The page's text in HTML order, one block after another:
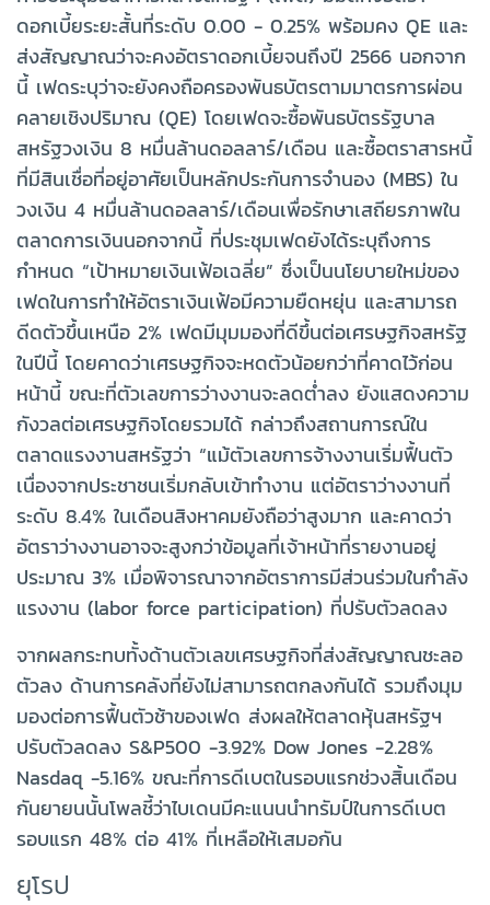
ดอกเบี้ยระยะสั้นที่ระดับ 0.00 - 0.25% พร้อมคง QE และ
ส่งสัญญาณว่าจะคงอัตราดอกเบี้ยจนถึงปี 2566 นอกจาก
นี้ เฟดระบุว่าจะยังคงถือครองพันธบัตรตามมาตรการผ่อน
คลายเชิงปริมาณ (QE) โดยเฟดจะซื้อพันธบัตรรัฐบาล
สหรัฐวงเงิน 8 หมื่นล้านดอลลาร์/เดือน และซื้อตราสารหนี้
ที่มีสินเชื่อที่อยู่อาศัยเป็นหลักประกันการจำนอง (MBS) ใน
วงเงิน 4 หมื่นล้านดอลลาร์/เดือนเพื่อรักษาเสถียรภาพใน
ตลาดการเงินนอกจากนี้ ที่ประชุมเฟดยังได้ระบุถึงการ
กำหนด “เป้าหมายเงินเฟ้อเฉลี่ย” ซึ่งเป็นนโยบายใหม่ของ
เฟดในการทำให้อัตราเงินเฟ้อมีความยืดหยุ่น และสามารถ
ดีดตัวขึ้นเหนือ 2% เฟดมีมุมมองที่ดีขึ้นต่อเศรษฐกิจสหรัฐ
ในปีนี้ โดยคาดว่าเศรษฐกิจจะหดตัวน้อยกว่าที่คาดไว้ก่อน
หน้านี้ ขณะที่ตัวเลขการว่างงานจะลดต่ำลง ยังแสดงความ
กังวลต่อเศรษฐกิจโดยรวมได้ กล่าวถึงสถานการณ์ใน
ตลาดแรงงานสหรัฐว่า “แม้ตัวเลขการจ้างงานเริ่มฟื้นตัว
เนื่องจากประชาชนเริ่มกลับเข้าทำงาน แต่อัตราว่างงานที่
ระดับ 8.4% ในเดือนสิงหาคมยังถือว่าสูงมาก และคาดว่า
อัตราว่างงานอาจจะสูงกว่าข้อมูลที่เจ้าหน้าที่รายงานอยู่
ประมาณ 3% เมื่อพิจารณาจากอัตราการมีส่วนร่วมในกำลัง
แรงงาน (labor force participation) ที่ปรับตัวลดลง
จากผลกระทบทั้งด้านตัวเลขเศรษฐกิจที่ส่งสัญญาณชะลอ
ตัวลง ด้านการคลังที่ยังไม่สามารถตกลงกันได้ รวมถึงมุม
มองต่อการฟื้นตัวช้าของเฟด ส่งผลให้ตลาดหุ้นสหรัฐฯ
ปรับตัวลดลง S&P500 -3.92% Dow Jones -2.28%
Nasdaq -5.16% ขณะที่การดีเบตในรอบแรกช่วงสิ้นเดือน
กันยายนนั้นโพลชี้ว่าไบเดนมีคะแนนนำทรัมป์ในการดีเบต
รอบแรก 48% ต่อ 41% ที่เหลือให้เสมอกัน
ยุโรป